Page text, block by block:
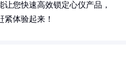
您快速高效锁定心仪产品，
体验起来！